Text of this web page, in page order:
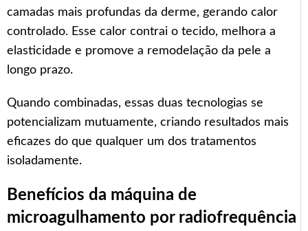
camadas mais profundas da derme, gerando calor
controlado. Esse calor contrai o tecido, melhora a
elasticidade e promove a remodelação da pele a
longo prazo.
Quando combinadas, essas duas tecnologias se
potencializam mutuamente, criando resultados mais
eficazes do que qualquer um dos tratamentos
isoladamente.
Benefícios da máquina de
microagulhamento por radiofrequência